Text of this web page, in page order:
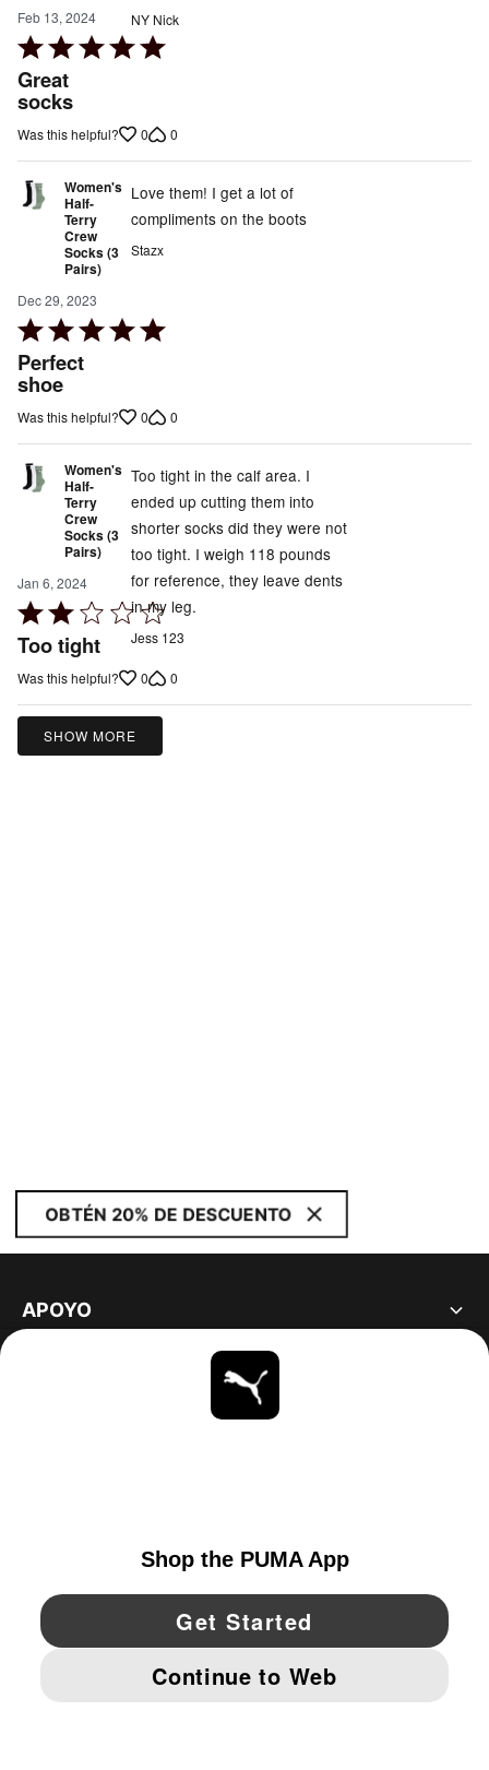
Feb 13, 2024
Rated
5
out
Great
socks
NY Nick
Was this helpful? 0 0
Women's
Half-
Terry
Crew
Socks (3
Pairs)
Dec 29, 2023
Rated
5
out
of
Perfect
shoe
Love them! I get a lot of
compliments on the boots
Stazx
Was this helpful? 0 0
Women's
Half-
Terry
Crew
Socks (3
Pairs)
Jan 6, 2024
Rated
2
of
5
Too tight
Too tight in the calf area. I
ended up cutting them into
shorter socks did they were not
too tight. I weigh 118 pounds
for reference, they leave dents
in my leg.
Jess 123
Was this helpful? 0 0
SHOW MORE
OBTÉN 20% DE DESCUENTO
APOYO
YouTube Twitter Pinterest
IMPRINT AND LEGAL DATA